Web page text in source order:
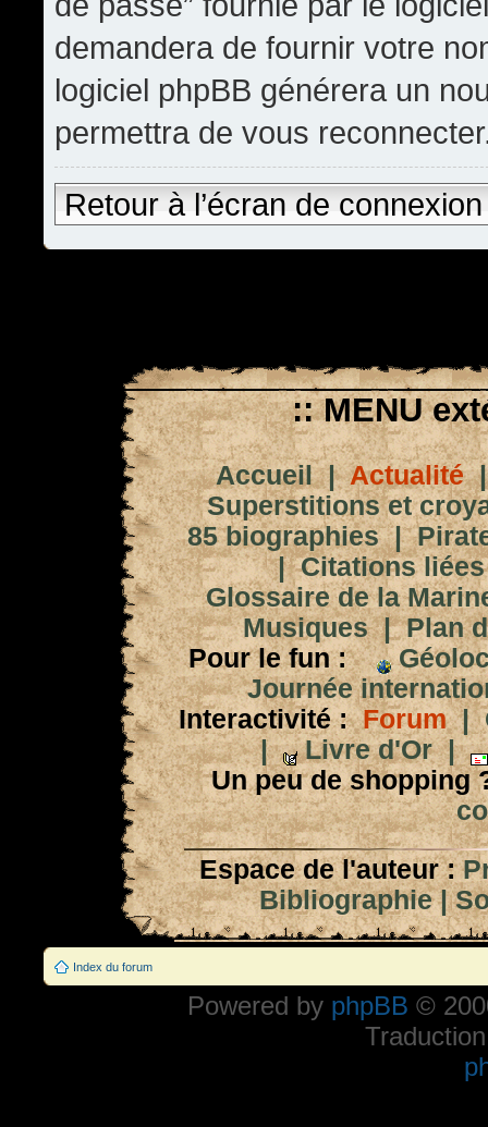
demandera de fournir votre
logiciel phpBB générera un
permettra de vous
Retour à l’écran de connexion
:: MENU
Accueil|Actualité
Superstitions et
85 biographies|
|Citations
Glossaire de la
Musiques|Plan
Pour le fun :
Journée
Interactivité : Forum|
|
Livre d'Or|
Un peu de shopping
Espace de l'auteur :
Bibliographie|
Index du forum
Powered by phpBB ©